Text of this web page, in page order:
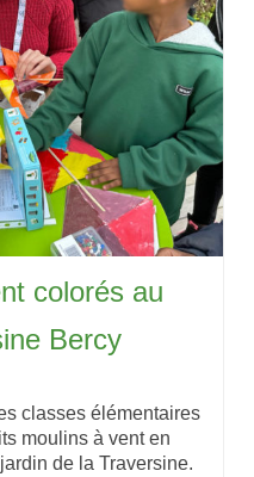
colorés au
Bercy
classes élémentaires
moulins à vent en
de la Traversine.